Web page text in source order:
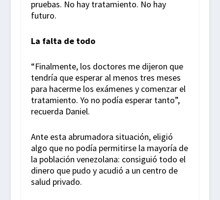
pruebas. No hay tratamiento. No hay
futuro.
La falta de todo
“Finalmente, los doctores me dijeron que
tendría que esperar al menos tres meses
para hacerme los exámenes y comenzar el
tratamiento. Yo no podía esperar tanto”,
recuerda Daniel.
Ante esta abrumadora situación, eligió
algo que no podía permitirse la mayoría de
la población venezolana: consiguió todo el
dinero que pudo y acudió a un centro de
salud privado.